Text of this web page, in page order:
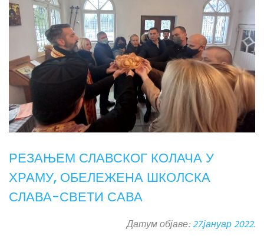
РЕЗАЊЕМ СЛАВСКОГ КОЛАЧА У
ХРАМУ, ОБЕЛЕЖЕНА ШКОЛСКА
СЛАВА-СВЕТИ САВА
Датум објаве:27.јануар 2022.